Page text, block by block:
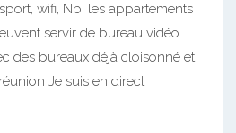
wifi, Nb: les appartements
servir de bureau vidéo
des bureaux déjà cloisonné et
Je suis en direct